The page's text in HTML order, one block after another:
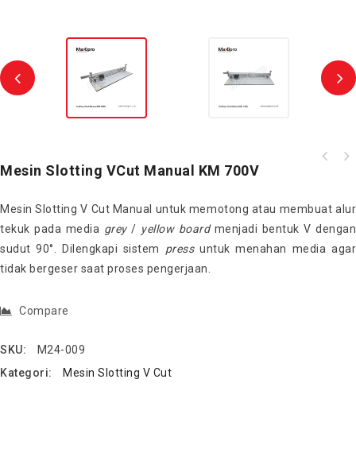
Mesin Slotting VCut Manual KM 700V
Mesin Slotting V Cut Manual untuk memotong atau membuat alur
tekuk pada media grey/ yellow boardmenjadi bentuk V dengan
sudut 90°. Dilengkapi sistem pressuntuk menahan media agar
tidak bergeser saat proses pengerjaan.
Compare
SKU:
M24-009
Kategori:
Mesin Slotting V Cut